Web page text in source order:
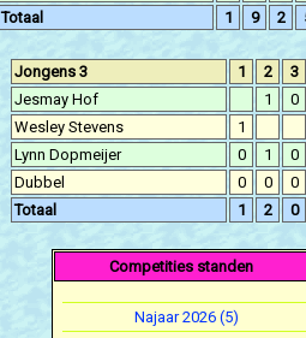
Totaal
1 9 2
Jongens 3 1 2
3
Jesmay Hof
1
0
Wesley Stevens
1
Lynn Dopmeijer
0 1
0
Dubbel
0 0
0
Totaal
1 2 0
Competities standen
Najaar 2026 (5)